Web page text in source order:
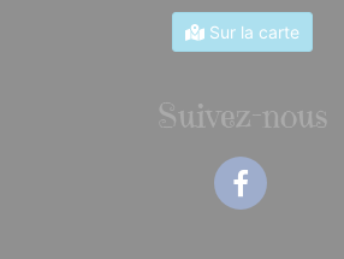
Sur la carte
Suivez-nous